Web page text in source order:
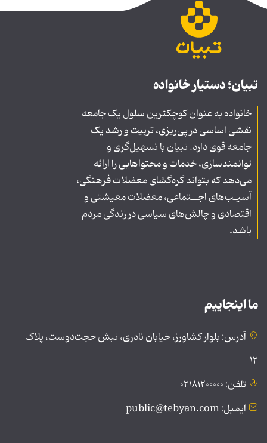
تبیان؛ دستیار خانواده
خانواده به عنوان کوچکترین سلول یک جامعه
نقشی اساسی در پی‌ریزی، تربیت و رشد یک
جامعه قوی دارد. تبیان با تسهیل‌گری و
توانمندسازی، خدمات و محتواهایی را ارائه
می‌دهد که بتواند گره‌گشای معضلات فرهنگی،
آسیـب‌های اجــتماعی، معضلات معیشتی و
اقتصادی و چالش‌های سیاسی در زندگی مردم
باشد.
ما اینجاییم
آدرس: بلوار کشاورز، خیابان نادری، نبش حجت‌دوست، پلاک
۱۲
تلفن: ۰۲۱۸۱۲۰۰۰۰۰
ایمیل: public@tebyan.com